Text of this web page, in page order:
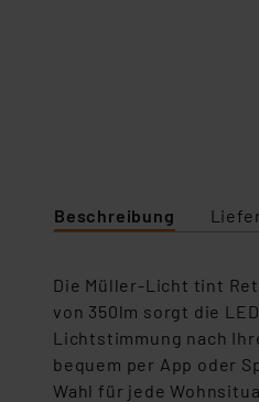
Beschreibung
Die Müller-Licht tint
von 350lm sorgt die
Lichtstimmung nach
bequem per App oder
Wahl für jede